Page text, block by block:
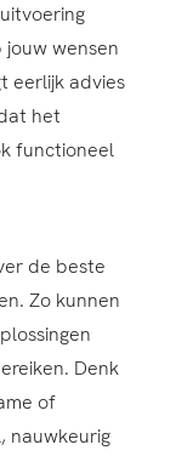
wensen
eerlijk advies
het
functioneel
de beste
Zo kunnen
Denk
of
nauwkeurig